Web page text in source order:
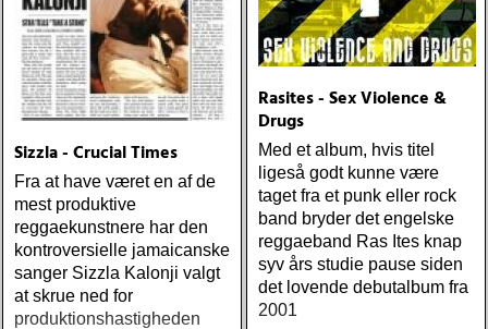
Sizzla - Crucial Times
Fra at have været en af de
mest produktive
reggaekunstnere har den
kontroversielle jamaicanske
sanger Sizzla Kalonji valgt
at skrue ned for
produktionshastigheden
Rasites - Sex Violence &
Drugs
Med et album, hvis titel
ligeså godt kunne være
taget fra et punk eller rock
band bryder det engelske
reggaeband Ras Ites knap
syv års studie pause siden
det lovende debutalbum fra
2001